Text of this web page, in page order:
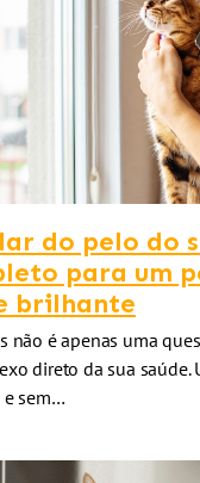
do pelo do
para um
brilhante
não é apenas uma
direto da sua saúde.
e sem…